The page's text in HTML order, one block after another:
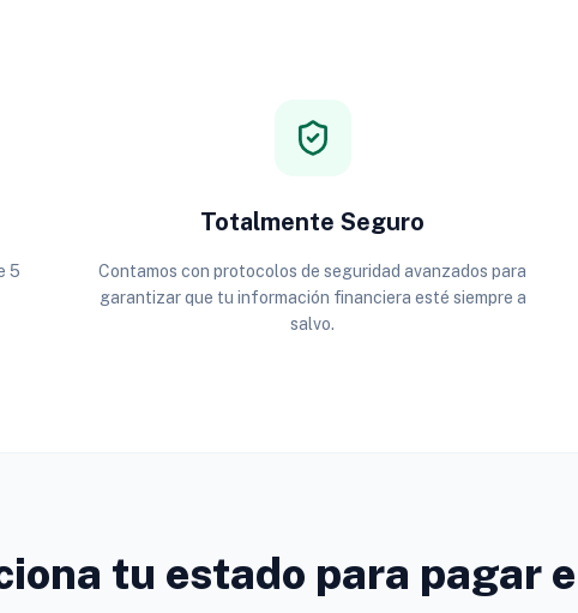
5
Totalmente Seguro
Contamos con protocolos de seguridad avanzados para
garantizar que tu información financiera esté siempre a
salvo.
tu estado para pagar